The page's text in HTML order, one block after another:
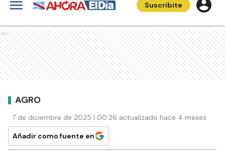
Suscribite
Ads
AGRO
7 de diciembre de 2025 | 00:26 actualizado hace 4 meses
Añadir como fuente en